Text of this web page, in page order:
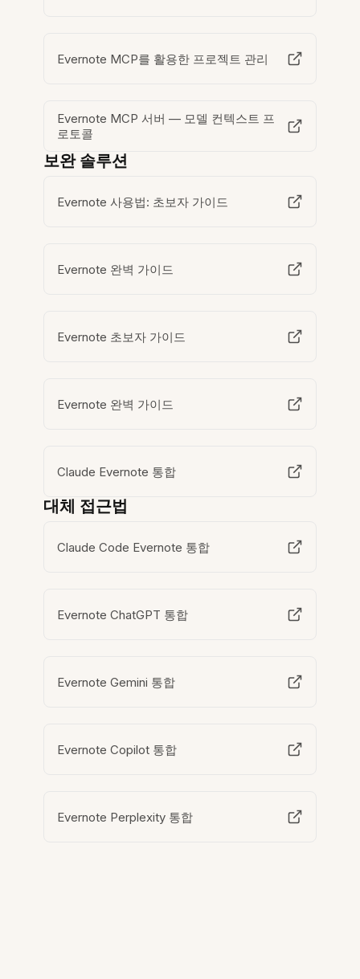
Evernote MCP를 활용한 프로젝트 관리
Evernote MCP 서버 — 모델 컨텍스트 프
로토콜
보완 솔루션
Evernote 사용법: 초보자 가이드
Evernote 완벽 가이드
Evernote 초보자 가이드
Evernote 완벽 가이드
Claude Evernote 통합
대체 접근법
Claude Code Evernote 통합
Evernote ChatGPT 통합
Evernote Gemini 통합
Evernote Copilot 통합
Evernote Perplexity 통합